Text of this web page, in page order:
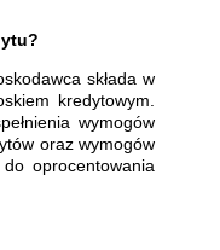
składa w
kredytowym.
wymogów
oraz wymogów
oprocentowania